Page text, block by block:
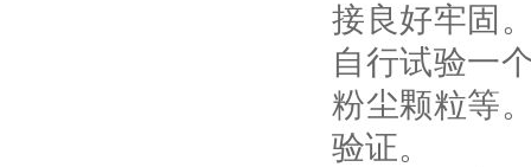
接良好牢固
自行试验一
粉尘颗粒等
验证。